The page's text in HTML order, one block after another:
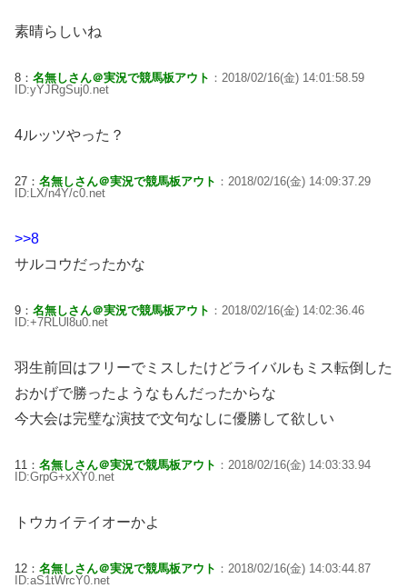
素晴らしいね
8： 名無しさん＠実況で競馬板アウト ：2018/02/16(金) 14:01:58.59
ID:yYJRgSuj0.net
4ルッツやった？
27： 名無しさん＠実況で競馬板アウト ：2018/02/16(金) 14:09:37.29
ID:LX/n4Y/c0.net
>>8
サルコウだったかな
9： 名無しさん＠実況で競馬板アウト ：2018/02/16(金) 14:02:36.46
ID:+7RLUl8u0.net
羽生前回はフリーでミスしたけどライバルもミス転倒した
おかげで勝ったようなもんだったからな
今大会は完璧な演技で文句なしに優勝して欲しい
11： 名無しさん＠実況で競馬板アウト ：2018/02/16(金) 14:03:33.94
ID:GrpG+xXY0.net
トウカイテイオーかよ
12： 名無しさん＠実況で競馬板アウト ：2018/02/16(金) 14:03:44.87
ID:aS1tWrcY0.net